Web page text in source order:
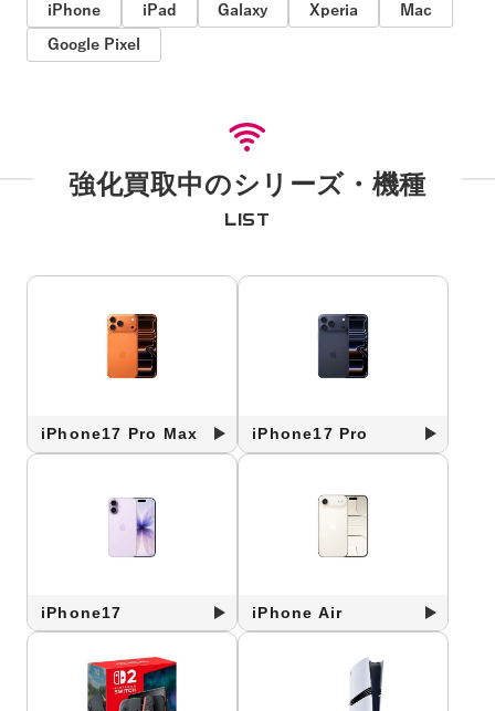
iPhone iPad Galaxy Xperia
Mac
Google Pixel
強化買取中のシリーズ・機種
LIST
iPhone17 Pro Max iPhone17 Pro
iPhone17 iPhone Air